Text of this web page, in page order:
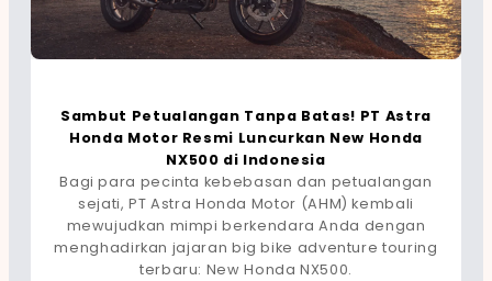
Sambut Petualangan Tanpa Batas! PT Astra
Honda Motor Resmi Luncurkan New Honda
NX500 di Indonesia
Bagi para pecinta kebebasan dan petualangan
sejati, PT Astra Honda Motor (AHM) kembali
mewujudkan mimpi berkendara Anda dengan
menghadirkan jajaran big bike adventure touring
terbaru: New Honda NX500.